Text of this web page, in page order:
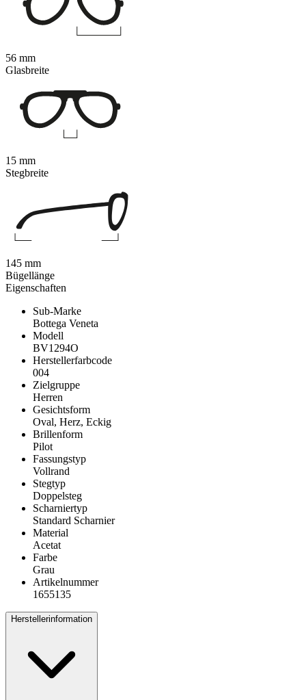
Eigenschaften
Sub-Marke
Bottega Veneta
Modell
BV1294O
Herstellerfarbcode
004
Zielgruppe
Herren
Gesichtsform
Oval, Herz, Eckig
Brillenform
Pilot
Fassungstyp
Vollrand
Stegtyp
Doppelsteg
Scharniertyp
Standard Scharnier
Material
Acetat
Farbe
Grau
Artikelnummer
1655135
Herstellerinformation
56 mm
Glasbreite
15 mm
Stegbreite
145 mm
Bügellänge